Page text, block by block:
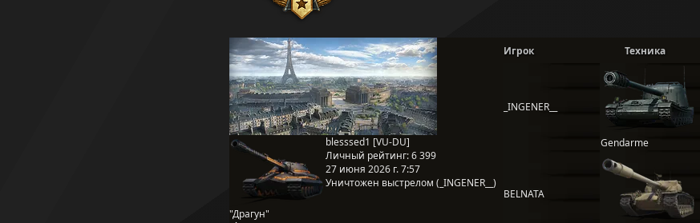
"Драгун"
blesssed1 [VU-DU]
Личный рейтинг:6 399
27 июня 2026 г. 7:57
Уничтожен выстрелом (_INGENER__)
Игрок Техника
_INGENER__
Gendarme
BELNATA